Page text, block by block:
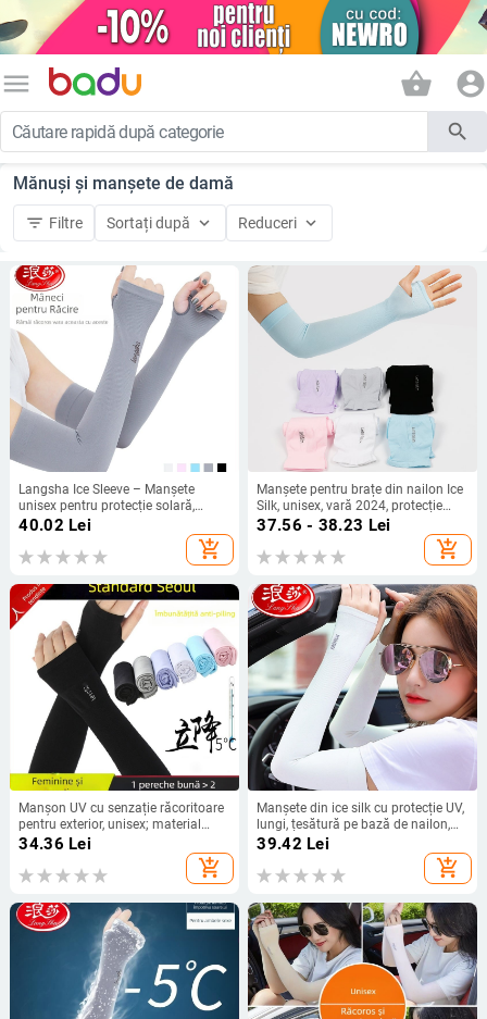
menu shopping_basket account_circle
search
Mănuși și manșete de damă
filter_list Filtre Sortați după keyboard_arrow_down Reduceri keyboard_arrow_down
Langsha Ice Sleeve – Manșete
unisex pentru protecție solară,
Nylon 90%, grosime 20–24 g, Vară
40.02 Lei
add_shopping_cart
Manșete pentru brațe din nailon Ice
Silk, unisex, vară 2024, protecție
solară, greutate 20–24 g, conținut
37.56 - 38.23 Lei
add_shopping_cart
Manșon UV cu senzație răcoritoare
pentru exterior, unisex; material
Nylon 80–90%; Spandex/Lycra;
greutate țesătură 28–34 g; design
pentru degete
34.36 Lei
add_shopping_cart
Manșete din ice silk cu protecție UV,
lungi, țesătură pe bază de nailon,
conținut de 90.8%
39.42 Lei
add_shopping_cart